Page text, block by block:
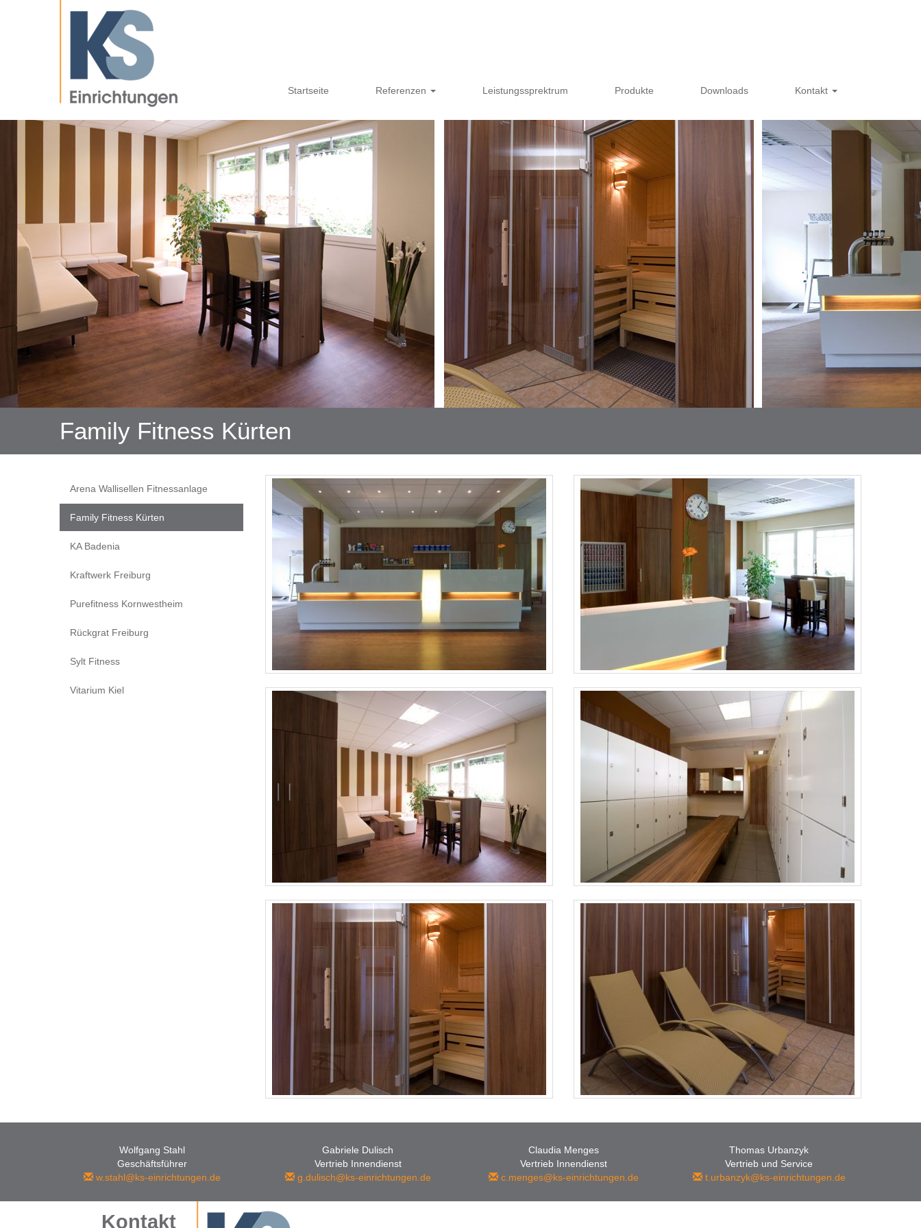
überspringen
Startseite Referenzen Leistungssprektrum Produkte Downloads Kontakt
Family Fitness Kürten
überspringen
Arena Wallisellen Fitnessanlage
Family Fitness Kürten
KA Badenia
Kraftwerk Freiburg
Purefitness Kornwestheim
Rückgrat Freiburg
Sylt Fitness
Vitarium Kiel
Wolfgang Stahl
Geschäftsführer
w.stahl@ks-einrichtungen.de
Gabriele Dulisch
Vertrieb Innendienst
g.dulisch@ks-einrichtungen.de
Claudia Menges
Vertrieb Innendienst
c.menges@ks-einrichtungen.de
Thomas Urbanzyk
Vertrieb und Service
t.urbanzyk@ks-einrichtungen.de
Kontakt